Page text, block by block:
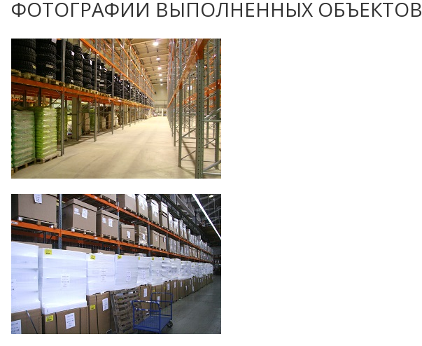
ФОТОГРАФИИ ВЫПОЛНЕННЫХ ОБЪЕКТОВ